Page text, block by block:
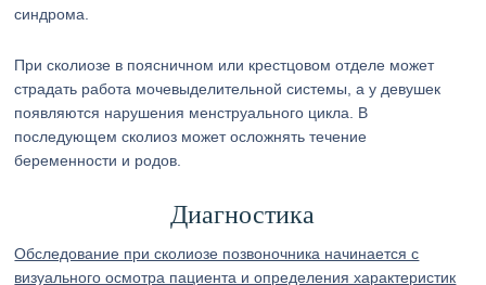
синдрома.
При сколиозе в поясничном или крестцовом отделе может
страдать работа мочевыделительной системы, а у девушек
появляются нарушения менструального цикла. В
последующем сколиоз может осложнять течение
беременности и родов.
Диагностика
Обследование при сколиозе позвоночника начинается с
визуального осмотра пациента и определения характеристик